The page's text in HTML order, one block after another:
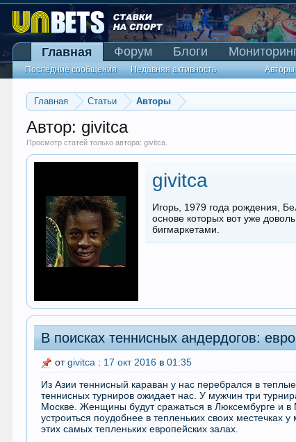
Главная Статьи Авторы
Автор: givitca
Просмотр статей только автора: givitca.
givitca
Игорь, 1979 года рождения,
основе которых вот уже
бигмаркетами.
В поисках теннисных андердогов:
отgivitca : 17 окт 2016 в01:35
Из Азии теннисный караван у нас перебрался в
теннисных турниров ожидает нас. У мужчин три
Москве. Женщины будут сражаться в Люксембурге и
устроиться поудобнее в тепленьких своих местечках
этих самых тепленьких европейских залах.
Главная
Последние сообщения Недавняя активность Авторы
Форум Блоги